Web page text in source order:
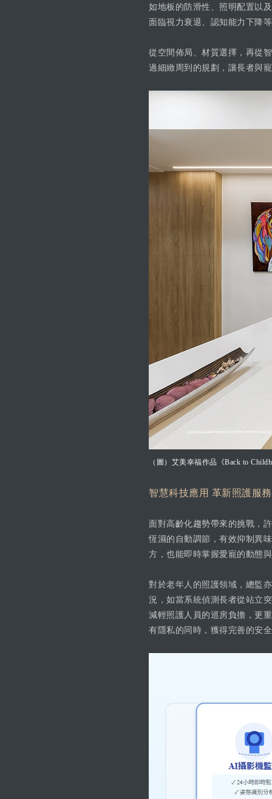
如地板的防滑性、照明配置以
面臨視力衰退、認知能力下降
從空間佈局、材質選擇，再從
過細緻周到的規劃，讓長者與
（圖）艾美幸福作品《Back to
智慧科技應用 革新照護服
面對高齡化趨勢帶來的挑戰，
恆濕的自動調節，有效抑制異
方，也能即時掌握愛寵的動態
對於老年人的照護領域，總監
況，如當系統偵測長者從站立
減輕照護人員的巡房負擔，更
有隱私的同時，獲得完善的安